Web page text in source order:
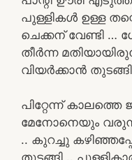
പുള്ളികൾ ഉള്ള
ചെക്കന് വേണ്ടി
തീർന്ന
വിയർക്കാൻ
പിറ്റേന്ന്
മേനോനെയും
.. കുറച്ചു
തുടങ്ങി ..